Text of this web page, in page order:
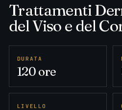
Trattamenti
del Viso e del
DURATA
120 ore
LIVELLO